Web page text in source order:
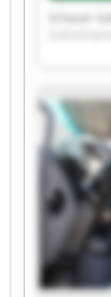
Schauer
Schauer
Schauer
Schauer
Schauer
Schauer
Schauer